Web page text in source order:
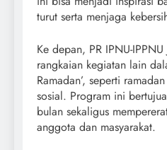
turut serta menjaga
Ke depan, PR IPNU-
rangkaian kegiatan lain
Ramadan’, seperti
sosial. Program ini
bulan sekaligus
anggota dan masyarakat.